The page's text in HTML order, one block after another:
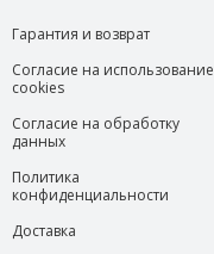
Гарантия и возврат
Согласие на использование
cookies
Согласие на обработку
данных
Политика
конфиденциальности
Доставка